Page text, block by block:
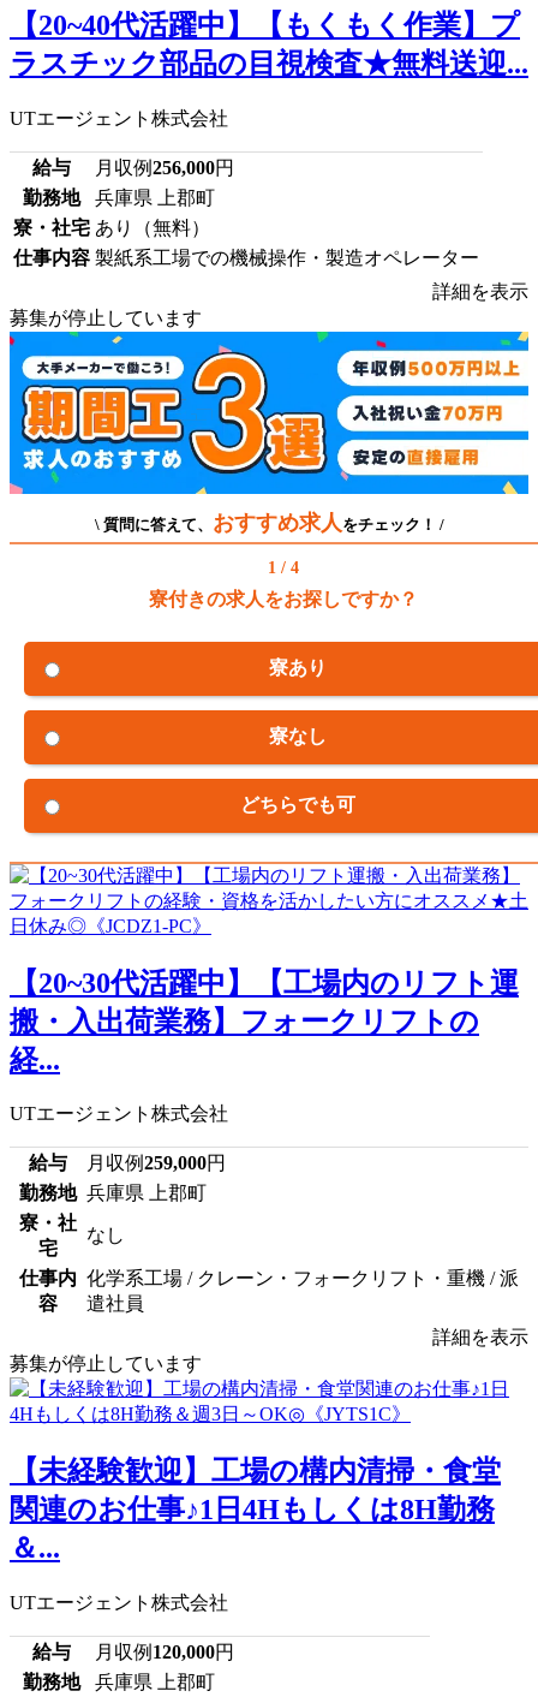
【20~40代活躍中】【もくもく作業】プ
ラスチック部品の目視検査★無料送迎...
UTエージェント株式会社
給与 月収例256,000円
勤務地
兵庫県 上郡町
寮・社宅 あり（無料）
仕事内容 製紙系工場での機械操作・製造オペレーター
詳細を表示
募集が停止しています
\ 質問に答えて、 おすすめ求人 をチェック！ /
1 / 4
寮付きの求人をお探しですか？
寮あり
寮なし
どちらでも可
【20~30代活躍中】【工場内のリフト運
搬・入出荷業務】フォークリフトの
経...
UTエージェント株式会社
給与 月収例259,000円
勤務地 兵庫県 上郡町
寮・社
宅
なし
仕事内
容
化学系工場 / クレーン・フォークリフト・重機 / 派
遣社員
詳細を表示
募集が停止しています
【未経験歓迎】工場の構内清掃・食堂
関連のお仕事♪1日4Hもしくは8H勤務
＆...
UTエージェント株式会社
給与 月収例 120,000円
勤務地
兵庫県 上郡町